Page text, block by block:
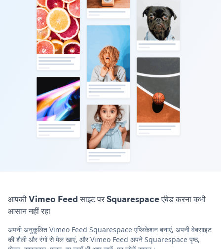
आपकी Vimeo Feed साइट पर Squarespace एंबेड करना कभी
आसान नहीं रहा
अपनी अनुकूलित Vimeo Feed Squarespace एप्लिकेशन बनाएं, अपनी वेबसाइट
की शैली और रंगों से मेल खाएं, और Vimeo Feed अपने Squarespace पृष्ठ,